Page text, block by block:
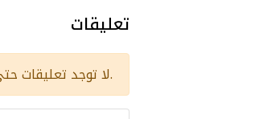
تعليقات
لا توجد تعليقات حتى الآن.